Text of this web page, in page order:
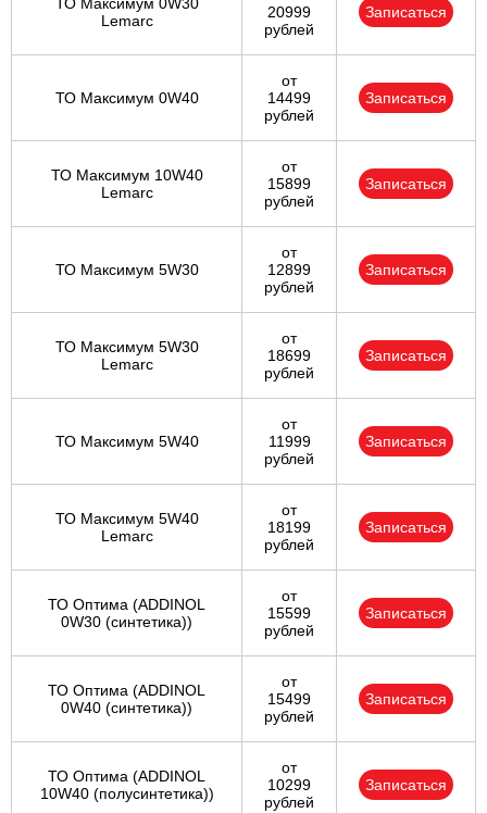
ТО Максимум 0W30
Lemarc
20999
рублей
Записаться
ТО Максимум 0W40
от
14499
рублей
Записаться
ТО Максимум 10W40
Lemarc
от
15899
рублей
Записаться
ТО Максимум 5W30
от
12899
рублей
Записаться
ТО Максимум 5W30
Lemarc
от
18699
рублей
Записаться
ТО Максимум 5W40
от
11999
рублей
Записаться
ТО Максимум 5W40
Lemarc
от
18199
рублей
Записаться
ТО Оптима (ADDINOL
0W30 (синтетика))
от
15599
рублей
Записаться
ТО Оптима (ADDINOL
0W40 (синтетика))
от
15499
рублей
Записаться
ТО Оптима (ADDINOL
10W40 (полусинтетика))
от
10299
рублей
Записаться